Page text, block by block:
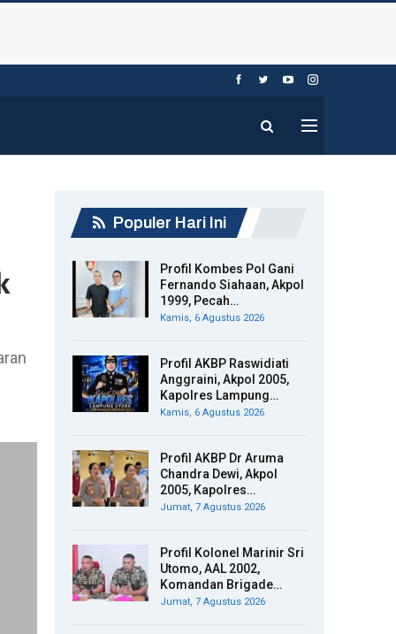
Populer Hari Ini
Profil Kombes Pol Gani
Fernando Siahaan, Akpol
1999, Pecah…
Kamis, 6 Agustus 2026
Profil AKBP Raswidiati
Anggraini, Akpol 2005,
Kapolres Lampung…
Kamis, 6 Agustus 2026
Profil AKBP Dr Aruma
Chandra Dewi, Akpol
2005, Kapolres…
Jumat, 7 Agustus 2026
Profil Kolonel Marinir Sri
Utomo, AAL 2002,
Komandan Brigade…
Jumat, 7 Agustus 2026